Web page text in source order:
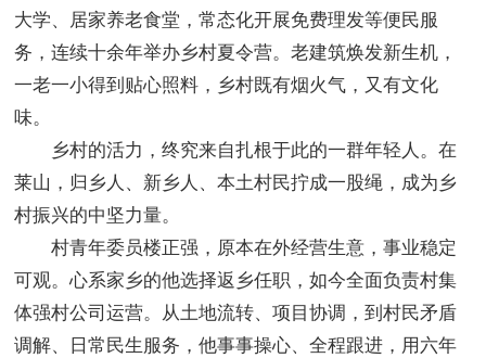
大学、居家养老食堂，常态化开展免费理发等便民服
务，连续十余年举办乡村夏令营。老建筑焕发新生机，
一老一小得到贴心照料，乡村既有烟火气，又有文化
味。
乡村的活力，终究来自扎根于此的一群年轻人。在
莱山，归乡人、新乡人、本土村民拧成一股绳，成为乡
村振兴的中坚力量。
村青年委员楼正强，原本在外经营生意，事业稳定
可观。心系家乡的他选择返乡任职，如今全面负责村集
体强村公司运营。从土地流转、项目协调，到村民矛盾
调解、日常民生服务，他事事操心、全程跟进，用六年